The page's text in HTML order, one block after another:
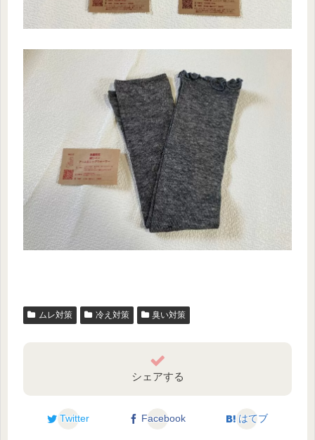
ムレ対策 冷え対策 臭い対策
シェアする
Twitter Facebook はてブ